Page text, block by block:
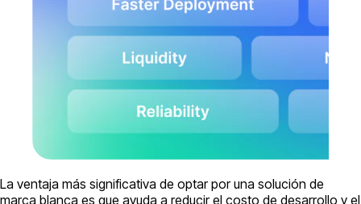
La ventaja más significativa de optar por una solución de
marca blanca es que ayuda a reducir el costo de desarrollo y el